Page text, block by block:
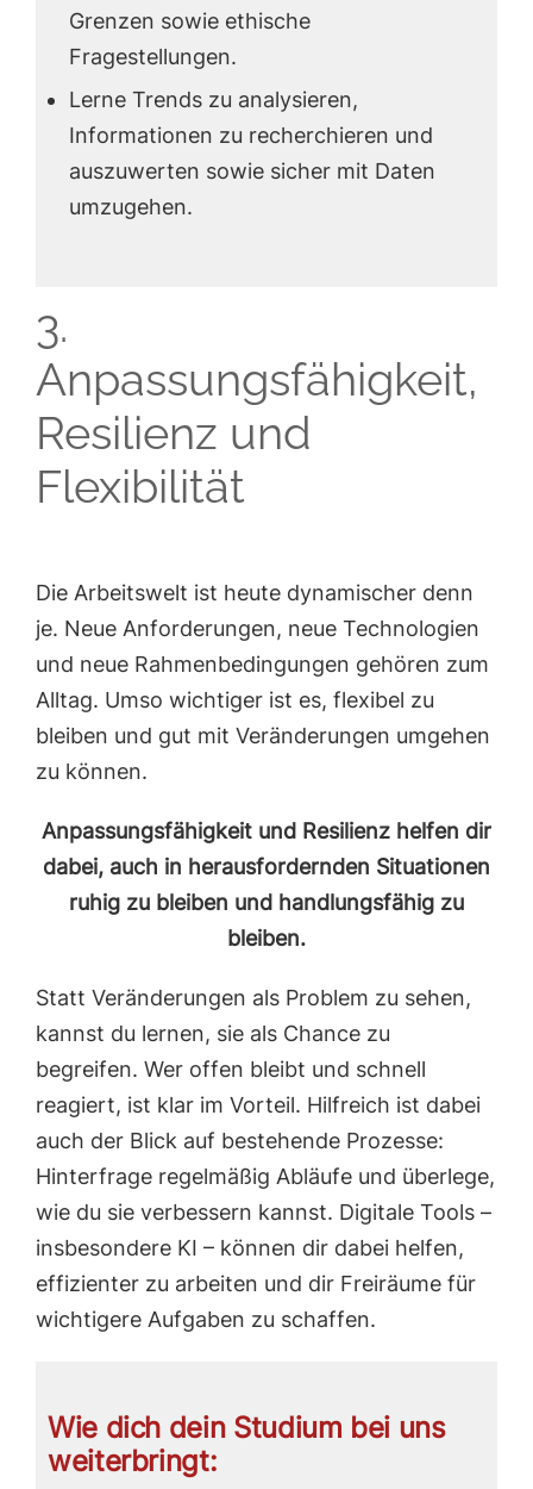
Grenzen sowie ethische
Fragestellungen.
Lerne Trends zu analysieren,
Informationen zu recherchieren und
auszuwerten sowie sicher mit Daten
umzugehen.
3.
Anpassungsfähigkeit,
Resilienz und
Flexibilität
Die Arbeitswelt ist heute dynamischer denn
je. Neue Anforderungen, neue Technologien
und neue Rahmenbedingungen gehören zum
Alltag. Umso wichtiger ist es, flexibel zu
bleiben und gut mit Veränderungen umgehen
zu können.
Anpassungsfähigkeit und Resilienz helfen dir
dabei, auch in herausfordernden Situationen
ruhig zu bleiben und handlungsfähig zu
bleiben.
Statt Veränderungen als Problem zu sehen,
kannst du lernen, sie als Chance zu
begreifen. Wer offen bleibt und schnell
reagiert, ist klar im Vorteil. Hilfreich ist dabei
auch der Blick auf bestehende Prozesse:
Hinterfrage regelmäßig Abläufe und überlege,
wie du sie verbessern kannst. Digitale Tools –
insbesondere KI – können dir dabei helfen,
effizienter zu arbeiten und dir Freiräume für
wichtigere Aufgaben zu schaffen.
Wie dich dein Studium bei uns
weiterbringt: